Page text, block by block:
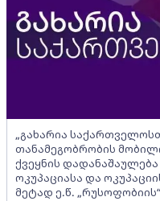
„გახარია
თანამეგობრობის
ქვეყნის
ოკუპაციასა და
მეტად ე.წ.